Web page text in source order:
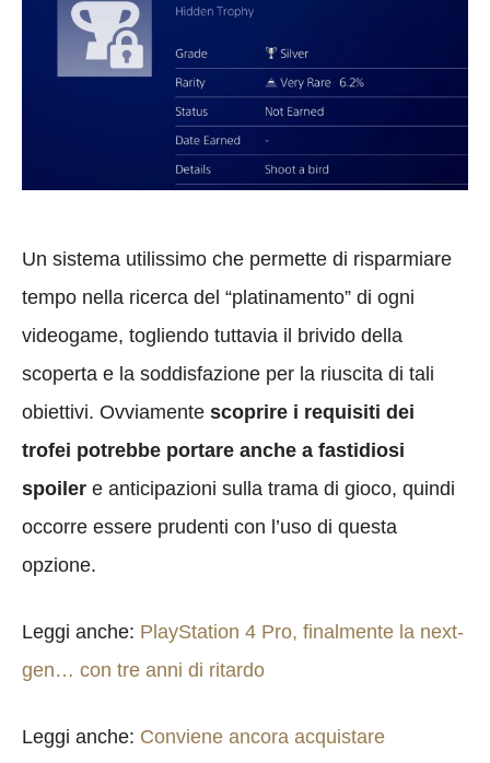
Un sistema utilissimo che permette di risparmiare
tempo nella ricerca del “platinamento” di ogni
videogame, togliendo tuttavia il brivido della
scoperta e la soddisfazione per la riuscita di tali
obiettivi. Ovviamente scoprire i requisiti dei
trofei potrebbe portare anche a fastidiosi
spoiler e anticipazioni sulla trama di gioco, quindi
occorre essere prudenti con l’uso di questa
opzione.
Leggi anche: PlayStation 4 Pro, finalmente la next-
gen… con tre anni di ritardo
Leggi anche: Conviene ancora acquistare